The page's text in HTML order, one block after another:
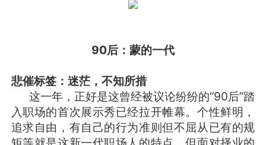
90后：蒙的一代
悲催标签：迷茫，不知所措
这一年，正好是这曾经被议论纷纷的“90后”踏
入职场的首次展示秀已经拉开帷幕。个性鲜明，
追求自由，有自己的行为准则但不屈从已有的规